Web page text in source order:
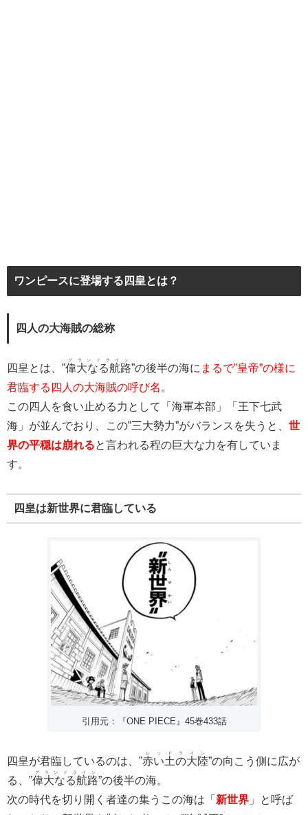
ワンピースに登場する四皇とは？
四人の大海賊の総称
四皇とは、”偉大なる航路
グランドライン
”の後半の海に まるで”皇帝”の様に
君臨する四人の大海賊の呼び名 。
この四人を食い止める力として「海軍本部」「王下七武
海」が並んでおり、この”三大勢力”がバランスを失うと、 世
界の平穏は崩れると言われる程の巨大な力を有していま
す。
四皇は新世界に君臨している
引用元：『ONE PIECE』45巻433話
四皇が君臨しているのは、”赤い土の大陸
レッドライン
”の向こう側に広が
る、”偉大なる航路
グランドライン
”の後半の海。
次の時代を切り開く者達の集うこの海は「 新世界 」と呼ば